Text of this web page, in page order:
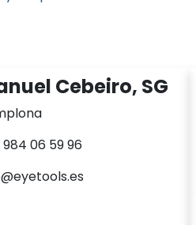
Cebeiro, SG
06 59 96